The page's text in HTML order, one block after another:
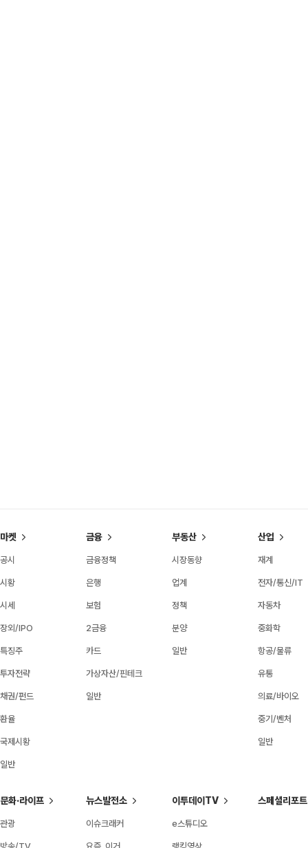
마켓
공시
시황
시세
장외/IPO
특징주
투자전략
채권/펀드
환율
국제시황
일반
금융
금융정책
은행
보험
2금융
카드
가상자산/핀테크
일반
부동산
시장동향
업계
정책
분양
일반
산업
재계
전자/통신/IT
자동차
중화학
항공/물류
유통
의료/바이오
중기/벤처
일반
문화·라이프
관광
뉴스발전소
이슈크래커
이투데이TV
e스튜디오
스페셜리포트